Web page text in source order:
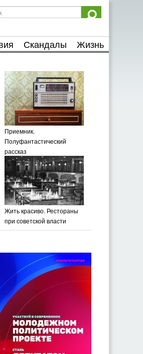
Скандалы Жизнь
Приемник.
Полуфантастический
рассказ
Жить красиво. Рестораны
при советской власти